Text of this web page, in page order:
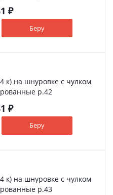
₽
Беру
к) на шнуровке с чулком
р.42
₽
Беру
к) на шнуровке с чулком
р.43